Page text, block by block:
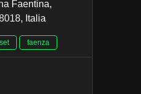
Faentina,
Italia
faenza